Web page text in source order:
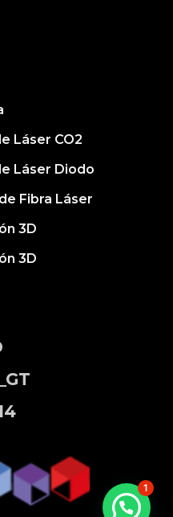
Láser CO2
Láser Diodo
Fibra Láser
3D
3D
1